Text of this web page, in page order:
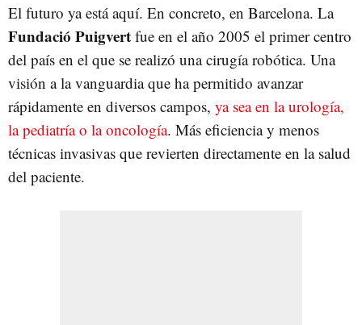
El futuro ya está aquí. En concreto, en Barcelona. La
Fundació Puigvert fue en el año 2005 el primer centro
del país en el que se realizó una cirugía robótica. Una
visión a la vanguardia que ha permitido avanzar
rápidamente en diversos campos, ya sea en la urología,
la pediatría o la oncología. Más eficiencia y menos
técnicas invasivas que revierten directamente en la salud
del paciente.